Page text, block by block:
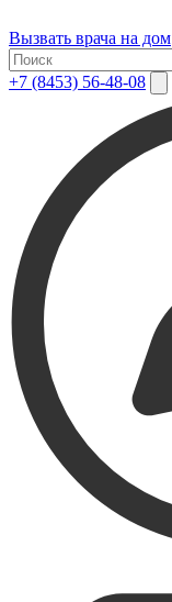
Вызвать врача на дом
+7 (8453) 56-48-08